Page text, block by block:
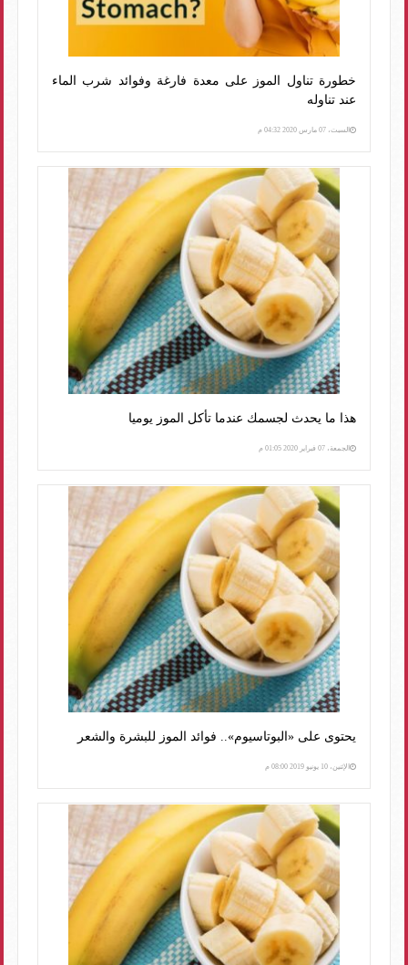
خطورة تناول الموز على معدة فارغة وفوائد شرب الماء
عند تناوله
السبت، 07 مارس 2020 04:32 م
هذا ما يحدث لجسمك عندما تأكل الموز يوميا
الجمعة، 07 فبراير 2020 01:05 م
يحتوى على «البوتاسيوم».. فوائد الموز للبشرة والشعر
الإثنين، 10 يونيو 2019 08:00 م